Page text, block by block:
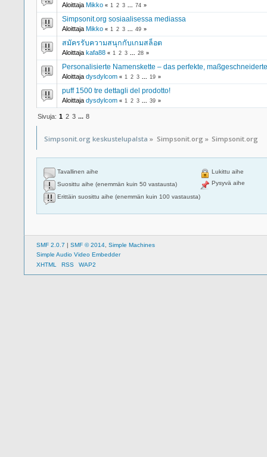
Aloittaja Mikko « 1 2 3 74 »
Simpsonit.org sosiaalisessa mediassa
Aloittaja Mikko « 1 2 3 49 »
สมัครรับความสนุกกับเกมสล็อต
Aloittaja kafa88 « 1 2 3 28 »
Personalisierte Namenskette – das perfekte,
Aloittaja dysdylcom « 1 2 3 19 »
puff 1500 tre dettagli del prodotto!
Aloittaja dysdylcom « 1 2 3 39 »
Sivuja: 1 2 3 ... 8
Simpsonit.org keskustelupalsta » Simpsonit.org » Simpsonit.org
Tavallinen aihe
Suosittu aihe (enemmän kuin 50 vastausta)
Erittäin suosittu aihe (enemmän kuin 100 vastausta)
Lukittu aihe
Pysyvä aihe
SMF 2.0.7 | SMF © 2014 Simple Machines
Simple Audio Video Embedder
XHTML
RSS WAP2